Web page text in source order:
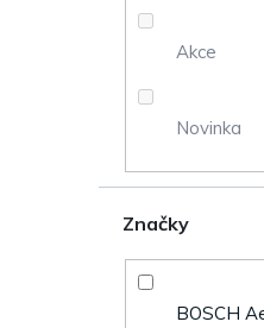
p
Akce
Novinka
Značky
BOSCH